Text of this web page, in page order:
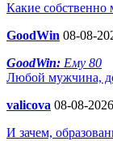
Какие
GoodWin 08-08-
GoodWin: Ему 80
Любой мужчина,
valicova 08-08-
И зачем,